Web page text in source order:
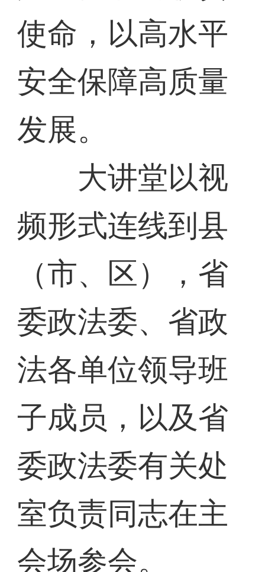
使命，以高水平
安全保障高质量
发展。
大讲堂以视
频形式连线到县
（市、区），省
委政法委、省政
法各单位领导班
子成员，以及省
委政法委有关处
室负责同志在主
会场参会。